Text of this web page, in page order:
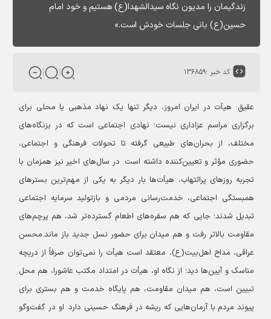
زندگیمان را مدیون نگاه سیدالشهدا(ع) هستیم و خود امام
حسین(ع) بانی جلسات خودش است.»
کد خبر :۱۳۶۸۵۹
عقیق:هیأت در ایران امروز، دیگر تنها یک نهاد مذهبی یا محلی برای
برگزاری مراسم عزاداری نیست؛ نهادی اجتماعی است که در بزنگاه‌های
مختلف، از بحران‌های طبیعی گرفته تا تحولات فرهنگی و اجتماعی،
حضوری مؤثر و تعیین‌کننده داشته است. در سال‌های اخیر نیز همزمان با
تجربه روزهای پرالتهاب، هیأت‌ها بار دیگر به یکی از مهم‌ترین بسترهای
همبستگی اجتماعی، خدمت‌رسانی مردمی و بازتولید سرمایه اجتماعی
تبدیل شدند؛ جایی که هم سفره‌های اطعام گسترده‌تر شد، هم پرچم‌های
مقاومت بالاتر رفت و هم میدان برای حضور نسل جدید باز ماند.محسن
عراقی، مداح اهل‌بیت(ع)، معتقد است هیأت را نمی‌توان صرفاً از دریچه
مناسک و آیین‌ها دید؛ از نگاه او، هیأت در امتداد مکتب عاشورا، هم محل
تبیین است، هم میدان مقاومت، هم پایگاه خدمت و هم بستری برای
پیوند مردم با آرمان‌هایی که ریشه در فرهنگ حسینی دارد. او در گفت‌وگو